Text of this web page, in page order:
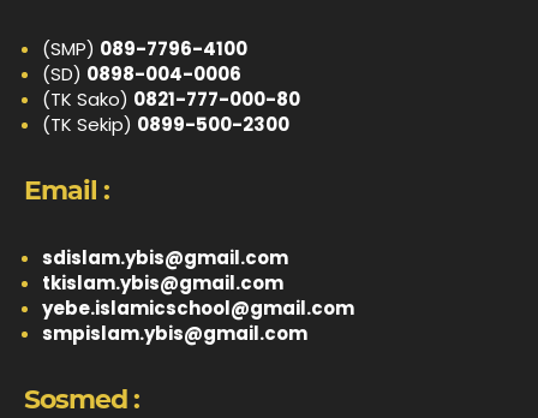
(SMP) 089-7796-4100
(SD) 0898-004-0006
(TK Sako) 0821-777-000-80
(TK Sekip) 0899-500-2300
Email :
sdislam.ybis@gmail.com
tkislam.ybis@gmail.com
yebe.islamicschool@gmail.com
smpislam.ybis@gmail.com
Sosmed :